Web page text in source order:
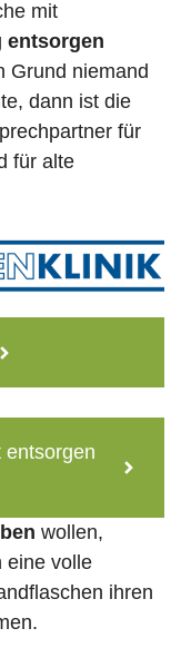
mit
entsorgen
Grund niemand
dann ist die
für
für alte
entsorgen
wollen,
eine volle
ihren